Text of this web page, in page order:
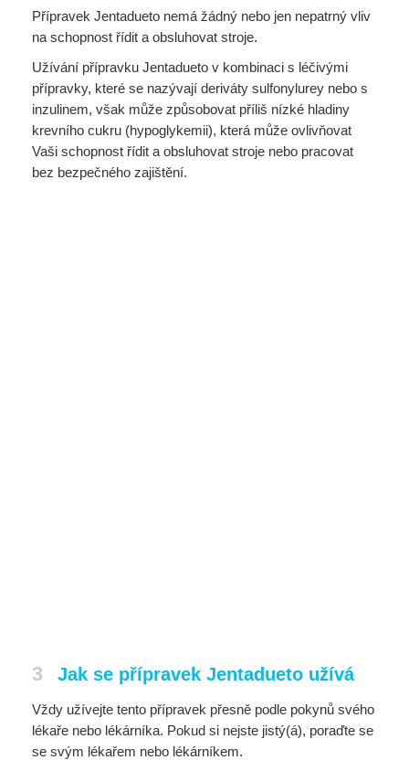
Přípravek Jentadueto nemá žádný nebo jen nepatrný vliv
na schopnost řídit a obsluhovat stroje.
Užívání přípravku Jentadueto v kombinaci s léčivými
přípravky, které se nazývají deriváty sulfonylurey nebo s
inzulinem, však může způsobovat příliš nízké hladiny
krevního cukru (hypoglykemii), která může ovlivňovat
Vaši schopnost řídit a obsluhovat stroje nebo pracovat
bez bezpečného zajištění.
3 Jak se přípravek Jentadueto užívá
Vždy užívejte tento přípravek přesně podle pokynů svého
lékaře nebo lékárníka. Pokud si nejste jistý(á), poraďte se
se svým lékařem nebo lékárníkem.